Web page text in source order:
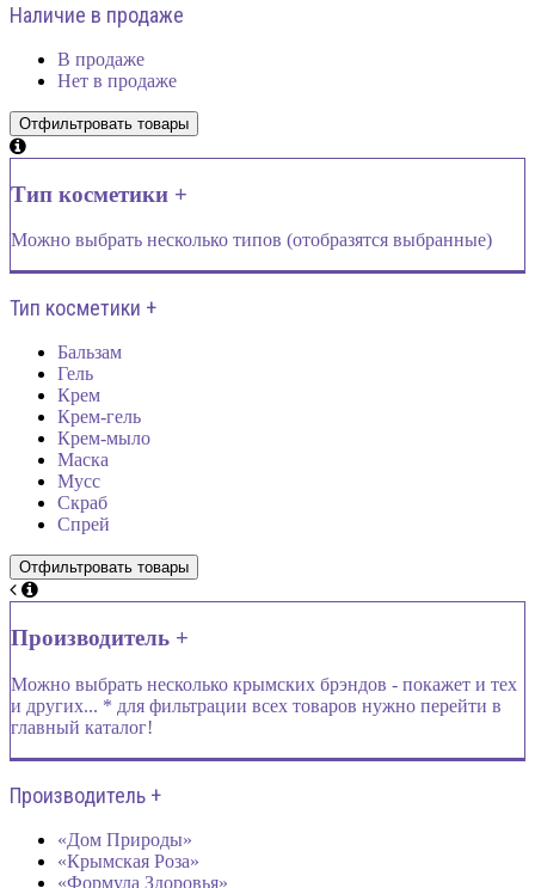
Наличие в продаже
В продаже
Нет в продаже
Тип косметики +
Можно выбрать несколько типов (отобразятся выбранные)
Тип косметики +
Бальзам
Гель
Крем
Крем-гель
Крем-мыло
Маска
Мусс
Скраб
Спрей
Производитель +
Можно выбрать несколько крымских брэндов - покажет и тех
и других... * для фильтрации всех товаров нужно перейти в
главный каталог!
Производитель +
«Дом Природы»
«Крымская Роза»
«Формула Здоровья»